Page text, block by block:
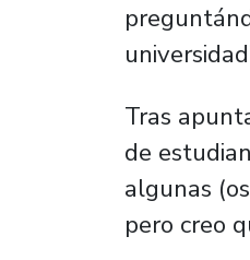
Tras
de
algunas
pero creo